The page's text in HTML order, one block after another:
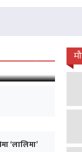
पूरा
‘लालिमा’